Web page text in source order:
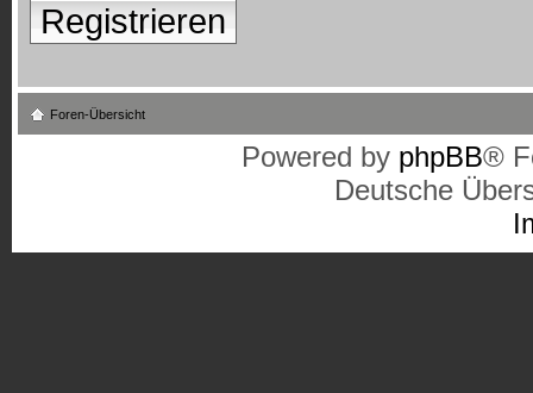
Registrieren
Foren-Übersicht
Powered by phpBB®
Deutsche